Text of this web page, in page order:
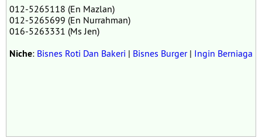
012-5265118 (En Mazlan)
012-5265699 (En Nurrahman)
016-5263331 (Ms Jen)
Niche: Bisnes Roti Dan Bakeri | Bisnes Burger| Ingin Berniaga